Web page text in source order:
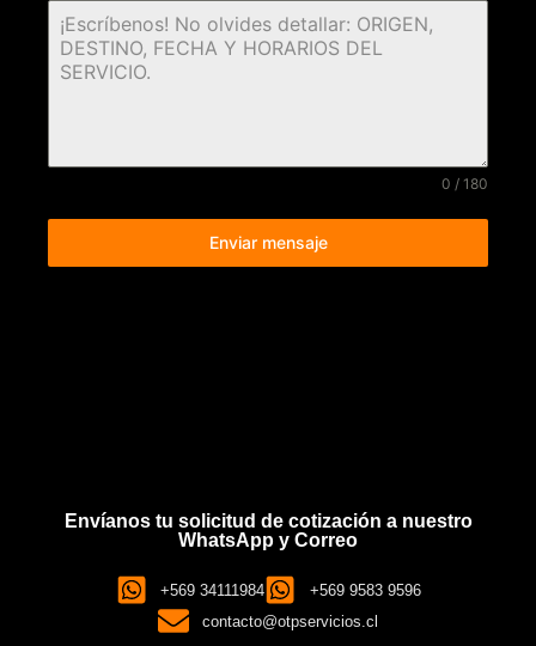
0 / 180
Enviar mensaje
Envíanos tu solicitud de cotización a nuestro
WhatsApp y Correo
+569 34111984
+569 9583 9596
contacto@otpservicios.cl